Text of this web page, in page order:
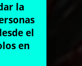
la
el
en